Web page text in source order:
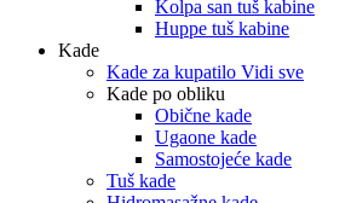
Kolpa san tuš kabine
Huppe tuš kabine
Kade
Kade za kupatilo Vidi sve
Kade po obliku
Obične kade
Ugaone kade
Samostojeće kade
Tuš kade